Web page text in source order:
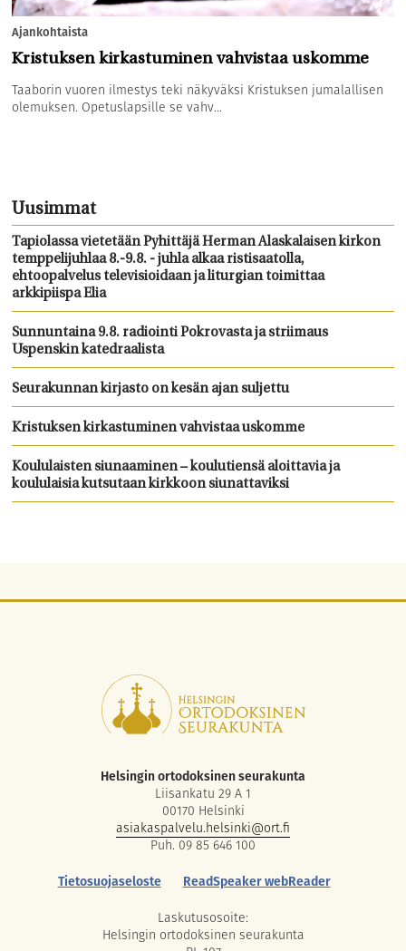
Ajankohtaista
Kristuksen kirkastuminen vahvistaa uskomme
Taaborin vuoren ilmestys teki näkyväksi Kristuksen jumalallisen
olemuksen. Opetuslapsille se vahv...
Uusimmat
Tapiolassa vietetään Pyhittäjä Herman Alaskalaisen kirkon
temppelijuhlaa 8.-9.8. - juhla alkaa ristisaatolla,
ehtoopalvelus televisioidaan ja liturgian toimittaa
arkkipiispa Elia
Sunnuntaina 9.8. radiointi Pokrovasta ja striimaus
Uspenskin katedraalista
Seurakunnan kirjasto on kesän ajan suljettu
Kristuksen kirkastuminen vahvistaa uskomme
Koululaisten siunaaminen – koulutiensä aloittavia ja
koululaisia kutsutaan kirkkoon siunattaviksi
Helsingin ortodoksinen seurakunta
Liisankatu 29 A 1
00170 Helsinki
asiakaspalvelu.helsinki@ort.fi
Puh. 09 85 646 100
Tietosuojaseloste
ReadSpeaker webReader
Laskutusosoite:
Helsingin ortodoksinen seurakunta